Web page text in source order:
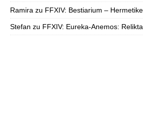
Ramira zu FFXIV: Bestiarium –
Stefan zu FFXIV: Eureka-Anemos: